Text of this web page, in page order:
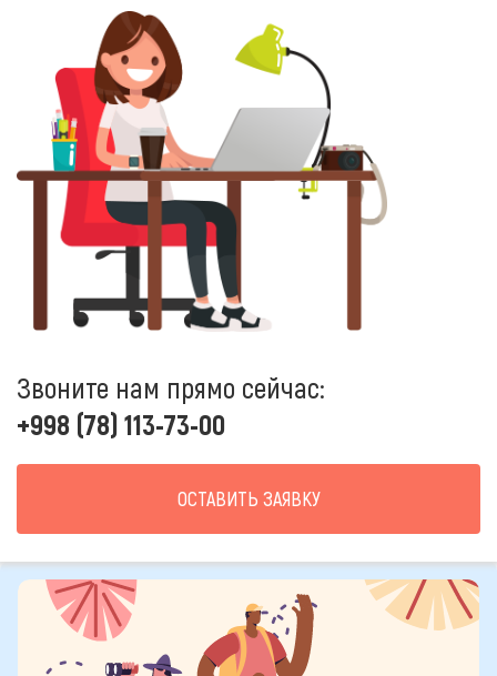
Звоните нам прямо сейчас:
+998 (78) 113-73-00
ОСТАВИТЬ ЗАЯВКУ